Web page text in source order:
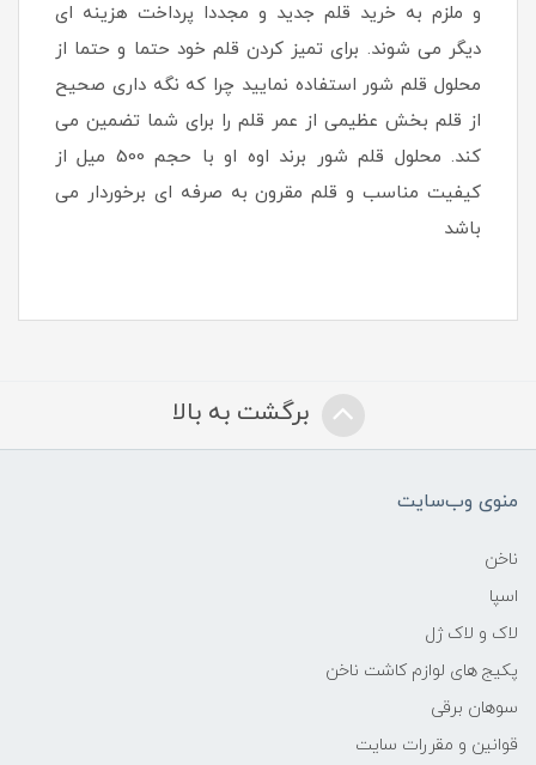
و ملزم به خرید قلم جدید و مجددا پرداخت هزینه ای
دیگر می شوند. برای تمیز کردن قلم خود حتما و حتما از
محلول قلم شور استفاده نمایید چرا که نگه داری صحیح
از قلم بخش عظیمی از عمر قلم را برای شما تضمین می
کند. محلول قلم شور برند اوه او با حجم 500 میل از
کیفیت مناسب و قلم مقرون به صرفه ای برخوردار می
باشد
برگشت به بالا
منوی وب‌سایت
ناخن
اسپا
لاک و لاک ژل
پکیج های لوازم کاشت ناخن
سوهان برقی
قوانین و مقررات سایت